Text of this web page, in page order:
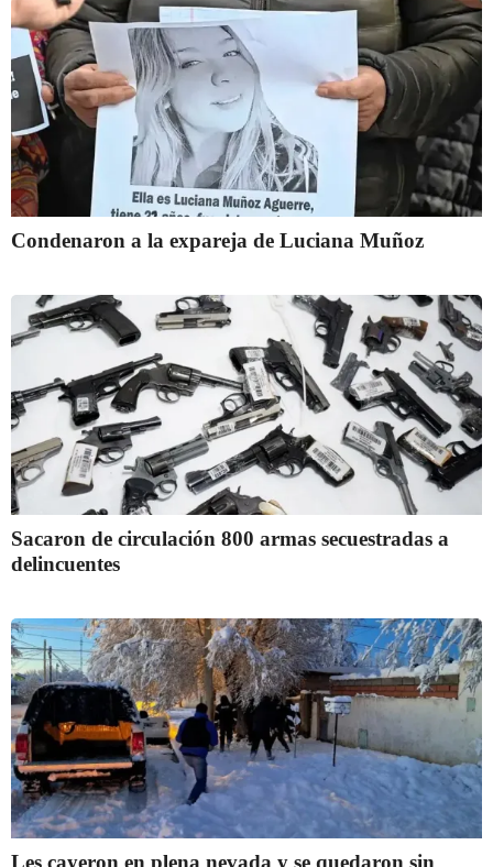
Condenaron a la expareja de Luciana Muñoz
Sacaron de circulación 800 armas secuestradas a
delincuentes
Les cayeron en plena nevada y se quedaron sin